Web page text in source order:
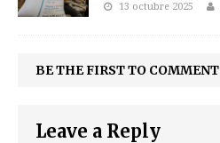
13 octubre 2025
BE THE FIRST TO COMMENT
Leave a Reply